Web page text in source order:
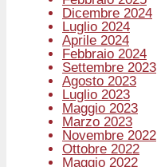
Dicembre 2024
Luglio 2024
Aprile 2024
Febbraio 2024
Settembre 2023
Agosto 2023
Luglio 2023
Maggio 2023
Marzo 2023
Novembre 2022
Ottobre 2022
Maggio 2022